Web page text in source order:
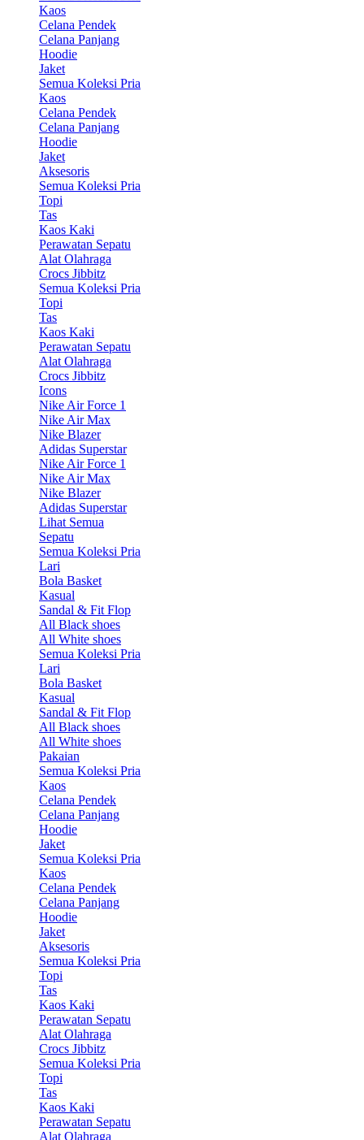
Kaos
Celana Pendek
Celana Panjang
Hoodie
Jaket
Semua Koleksi Pria
Kaos
Celana Pendek
Celana Panjang
Hoodie
Jaket
Aksesoris
Semua Koleksi Pria
Topi
Tas
Kaos Kaki
Perawatan Sepatu
Alat Olahraga
Crocs Jibbitz
Semua Koleksi Pria
Topi
Tas
Kaos Kaki
Perawatan Sepatu
Alat Olahraga
Crocs Jibbitz
Icons
Nike Air Force 1
Nike Air Max
Nike Blazer
Adidas Superstar
Nike Air Force 1
Nike Air Max
Nike Blazer
Adidas Superstar
Lihat Semua
Sepatu
Semua Koleksi Pria
Lari
Bola Basket
Kasual
Sandal & Fit Flop
All Black shoes
All White shoes
Semua Koleksi Pria
Lari
Bola Basket
Kasual
Sandal & Fit Flop
All Black shoes
All White shoes
Pakaian
Semua Koleksi Pria
Kaos
Celana Pendek
Celana Panjang
Hoodie
Jaket
Semua Koleksi Pria
Kaos
Celana Pendek
Celana Panjang
Hoodie
Jaket
Aksesoris
Semua Koleksi Pria
Topi
Tas
Kaos Kaki
Perawatan Sepatu
Alat Olahraga
Crocs Jibbitz
Semua Koleksi Pria
Topi
Tas
Kaos Kaki
Perawatan Sepatu
Alat Olahraga